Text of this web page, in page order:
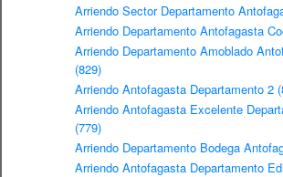
Arriendo Sector Departamento
Arriendo Departamento Antofagasta
Arriendo Departamento Amoblado
(829)
Arriendo Antofagasta Departamento 2
Arriendo Antofagasta Excelente
(779)
Arriendo Departamento Bodega
Arriendo Antofagasta Departamento